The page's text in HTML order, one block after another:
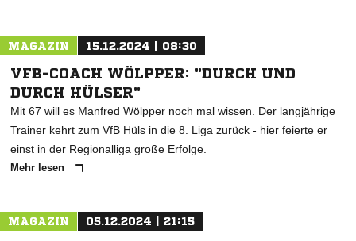
MAGAZIN 15.12.2024 | 08:30
VFB-COACH WÖLPPER: "DURCH UND
DURCH HÜLSER"
Mit 67 will es Manfred Wölpper noch mal wissen. Der langjährige
Trainer kehrt zum VfB Hüls in die 8. Liga zurück - hier feierte er
einst in der Regionalliga große Erfolge.
Mehr lesen
MAGAZIN 05.12.2024 | 21:15